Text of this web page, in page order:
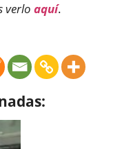
verlo aquí.